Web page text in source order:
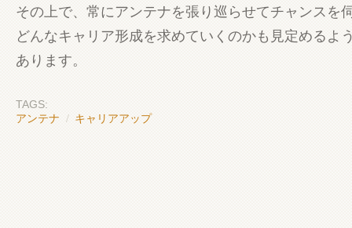
その上で、常にアンテナを張り巡らせてチャンスを
どんなキャリア形成を求めていくのかも見定めるよ
あります。
TAGS:
アンテナ / キャリアアップ